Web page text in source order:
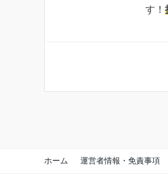
す！
ホーム 運営者情報・免責事項